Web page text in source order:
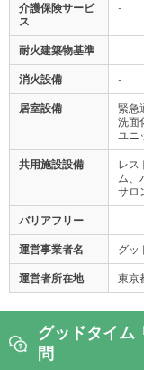
介護保険サービ
ス
-
耐火建築物基準
消火設備 -
居室設備
緊急
洗面
ユニ
共用施設設備
レス
ム、
サロ
バリアフリー
運営事業者名 グッ
運営者所在地 東京
グッドタイム
問